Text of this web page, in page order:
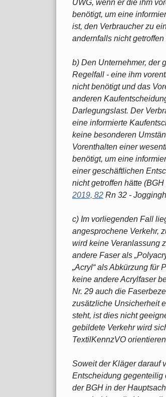
UWG, wenn er die ihm
benötigt, um eine
ist, den Verbraucher zu
andernfalls nicht getroffen
b) Den Unternehmer, der
Regelfall - eine ihm
nicht benötigt und das
anderen
Darlegungslast. Der
eine informierte
keine besonderen
Vorenthalten einer
benötigt, um eine
einer geschäftlichen
nicht getroffen hätte (BGH
2019, 82 Rn 32 -
c) Im vorliegenden Fall
angesprochene Verkehr,
wird keine Veranlassung
andere Faser als
„Acryl“ als Abkürzung für
keine andere Acrylfaser
Nr. 29 auch die
zusätzliche Unsicherheit
steht, ist dies nicht
gebildete Verkehr wird
TextilKennzVO
Soweit der Kläger darauf
Entscheidung gegenteilig
der BGH in der